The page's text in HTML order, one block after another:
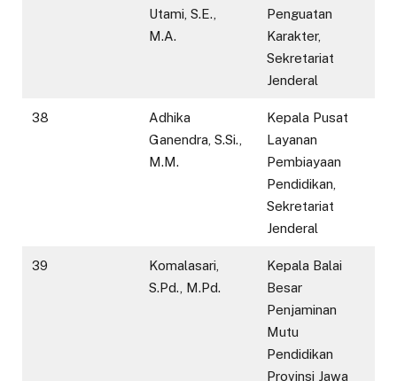
Utami, S.E.,
M.A.
Penguatan
Karakter,
Sekretariat
Jenderal
38
Adhika
Ganendra, S.Si.,
M.M.
Kepala Pusat
Layanan
Pembiayaan
Pendidikan,
Sekretariat
Jenderal
39
Komalasari,
S.Pd., M.Pd.
Kepala Balai
Besar
Penjaminan
Mutu
Pendidikan
Provinsi Jawa